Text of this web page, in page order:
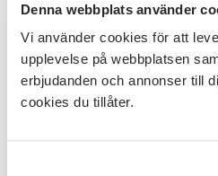
Denna webbplats använder
Vi använder cookies för att
upplevelse på webbplatsen
erbjudanden och annonser till
cookies du tillåter.
perfekta julpyntet och en
håller i många år framöver.
veta mer och få mönster:
Kultur) av Eija Koski. (Det
blädderexemplar på kursen.